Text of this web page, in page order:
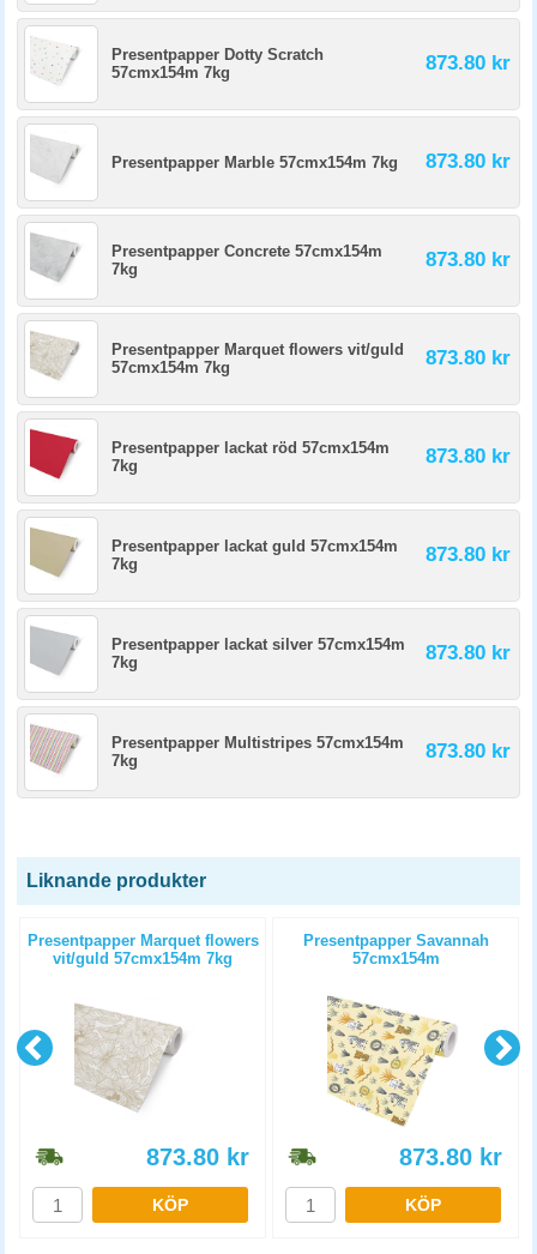
Presentpapper Dotty Scratch
57cmx154m 7kg
873.80 kr
Presentpapper Marble 57cmx154m 7kg 873.80 kr
Presentpapper Concrete 57cmx154m
7kg
873.80 kr
Presentpapper Marquet flowers vit/guld
57cmx154m 7kg
873.80 kr
Presentpapper lackat röd 57cmx154m
7kg
873.80 kr
Presentpapper lackat guld 57cmx154m
7kg
873.80 kr
Presentpapper lackat silver 57cmx154m
7kg
873.80 kr
Presentpapper Multistripes 57cmx154m
7kg
873.80 kr
Liknande produkter
Presentpapper Marquet flowers
vit/guld 57cmx154m 7kg
873.80 kr
KÖP
Presentpapper Savannah
57cmx154m
873.80 kr
KÖP